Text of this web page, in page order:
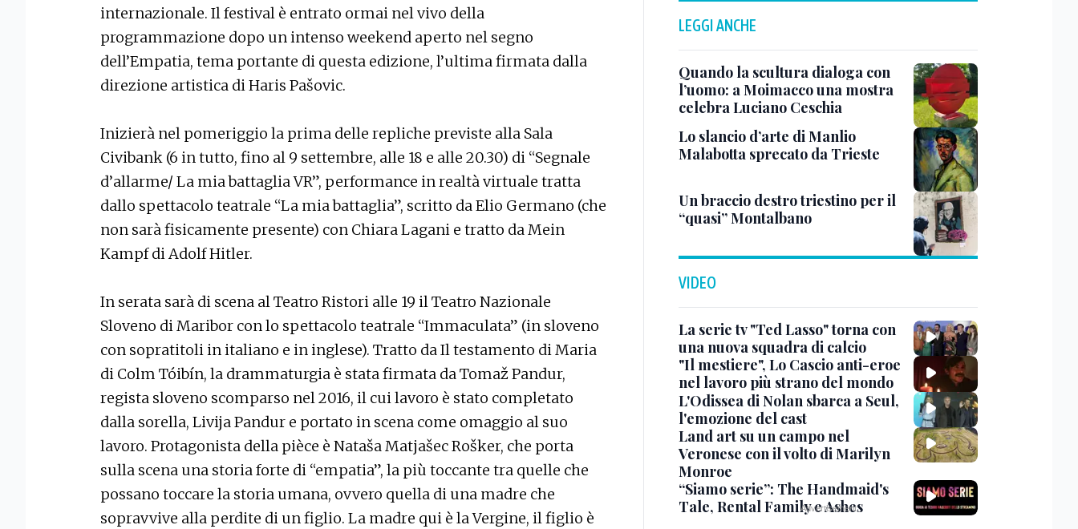
internazionale. Il festival è entrato ormai nel vivo della
programmazione dopo un intenso weekend aperto nel segno
dell’Empatia, tema portante di questa edizione, l’ultima firmata dalla
direzione artistica di Haris Pašovic.
Inizierà nel pomeriggio la prima delle repliche previste alla Sala
Civibank (6 in tutto, fino al 9 settembre, alle 18 e alle 20.30) di “Segnale
d’allarme/ La mia battaglia VR”, performance in realtà virtuale tratta
dallo spettacolo teatrale “La mia battaglia”, scritto da Elio Germano (che
non sarà fisicamente presente) con Chiara Lagani e tratto da Mein
Kampf di Adolf Hitler.
In serata sarà di scena al Teatro Ristori alle 19 il Teatro Nazionale
Sloveno di Maribor con lo spettacolo teatrale “Immaculata” (in sloveno
con sopratitoli in italiano e in inglese). Tratto da Il testamento di Maria
di Colm Tóibín, la drammaturgia è stata firmata da Tomaž Pandur,
regista sloveno scomparso nel 2016, il cui lavoro è stato completato
dalla sorella, Livija Pandur e portato in scena come omaggio al suo
lavoro. Protagonista della pièce è Nataša Matjašec Rošker, che porta
sulla scena una storia forte di “empatia”, la più toccante tra quelle che
possano toccare la storia umana, ovvero quella di una madre che
sopravvive alla perdite di un figlio. La madre qui è la Vergine, il figlio è
LEGGI ANCHE
Quando la scultura dialoga con
l’uomo: a Moimacco una mostra
celebra Luciano Ceschia
Lo slancio d’arte di Manlio
Malabotta sprecato da Trieste
Un braccio destro triestino per il
“quasi” Montalbano
VIDEO
La serie tv "Ted Lasso" torna con
una nuova squadra di calcio
"Il mestiere", Lo Cascio anti-eroe
nel lavoro più strano del mondo
L'Odissea di Nolan sbarca a Seul,
l'emozione del cast
Land art su un campo nel
Veronese con il volto di Marilyn
Monroe
“Siamo serie”: The Handmaid's
Tale, Rental Family e Ashes